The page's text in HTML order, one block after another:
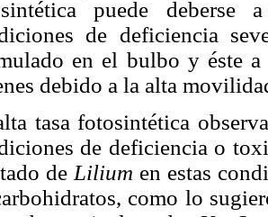
puede
de deficiencia
en el bulbo y éste
debido a la alta
tasa fotosintética
de deficiencia o
de Lilium en estas
como lo